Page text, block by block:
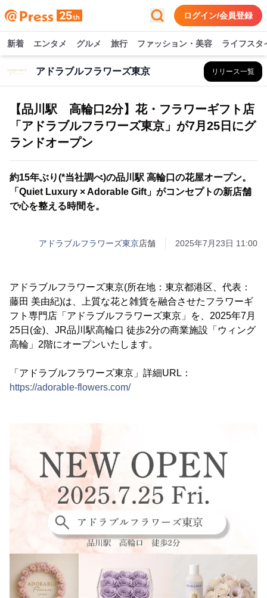
ログイン/会員登録
新着 エンタメ グルメ 旅行 ファッション・美容 ライフスタ
アドラブルフラワーズ東京 リリース一覧
【品川駅 高輪口2分】花・フラワーギフト店
「アドラブルフラワーズ東京」が7月25日にグ
ランドオープン
約15年ぶり(*当社調べ)の品川駅 高輪口の花屋オープン。
「Quiet Luxury × Adorable Gift」がコンセプトの新店舗
で心を整える時間を。
アドラブルフラワーズ東京店舗 2025年7月23日 11:00
アドラブルフラワーズ東京(所在地：東京都港区、代表：
藤田 美由紀)は、上質な花と雑貨を融合させたフラワーギ
フト専門店「アドラブルフラワーズ東京」を、2025年7月
25日(金)、JR品川駅高輪口 徒歩2分の商業施設「ウィング
高輪」2階にオープンいたします。
「アドラブルフラワーズ東京」詳細URL：
https://adorable-flowers.com/